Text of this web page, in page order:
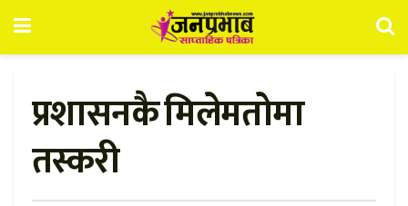
प्रशासनकै मिलेमतोमा
तस्करी